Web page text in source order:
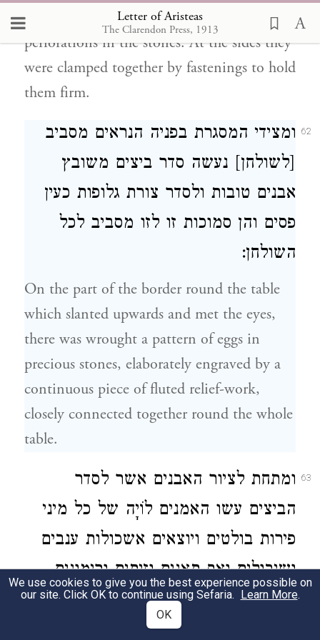
Letter of Aristeas
The Clarendon Press, 1913
by golden needles which were inserted in
perforations in the stones. At the sides they
were clamped together by fastenings to hold
them firm.
62
ומצידי המסגרת בפניה הנראים מסביב
[לשולחן] נעשה סדר ביצים משובץ
אבנים טובות ולסדר צורת גלופות כעין
פסים והן סמוכות זו לזו מסביב לכל
השולחן:
On the part of the border round the table
which slanted upwards and met the eyes,
there was wrought a pattern of eggs in
precious stones, elaborately engraved by a
continuous piece of fluted relief-work,
closely connected together round the whole
table.
63
ומתחת לציור האבנים אשר לסדר
הביצים עשו האמנים לוֹיָה של כל מיני
פירות בולטים ויוצאים אשכולות ענבים
ושיבולים ואף תאנים וזיתים ורימונים
ודומים להם: והאבנים העשויות לציורי
הפירות ההם היו כל אבן מצבע המין
We use cookies to give you the best experience possible on
our site. Click OK to continue using Sefaria. Learn More.
OK